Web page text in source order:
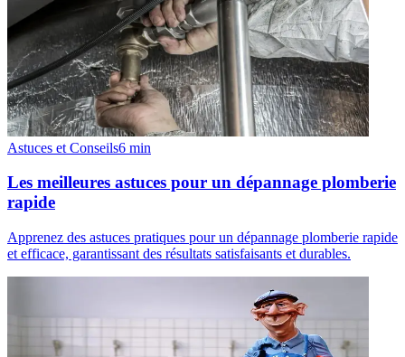
Astuces et Conseils6 min
Les meilleures astuces pour un dépannage plomberie
rapide
Apprenez des astuces pratiques pour un dépannage plomberie rapide
et efficace, garantissant des résultats satisfaisants et durables.